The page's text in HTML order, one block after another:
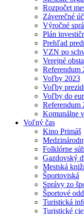
Rozpočet
Záverečné
Výročné
Plán
Prehľad
VZN po
Verejné
Referendum
Voľby 2023
Voľby
Voľby do
Referendum
Komunálne
Voľný čas
Kino Primáš
Folklórne
Gazdovský
Mestská
Športoviská
Správy zo
Športové
Turistická
Turistické